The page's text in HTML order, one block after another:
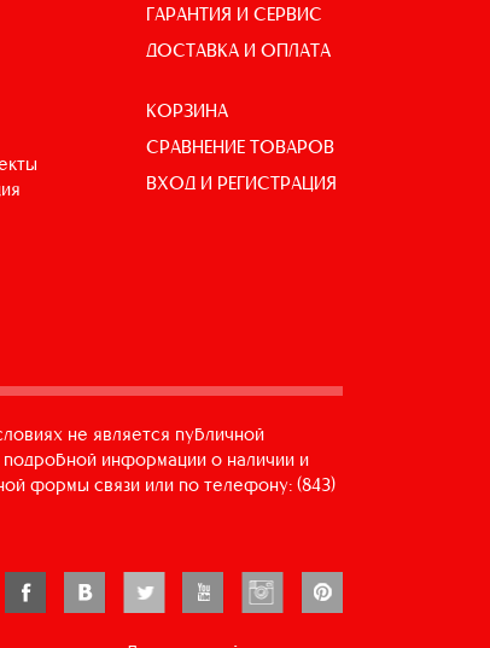
ГАРАНТИЯ И СЕРВИС
ДОСТАВКА И ОПЛАТА
КОРЗИНА
СРАВНЕНИЕ ТОВАРОВ
ВХОД И РЕГИСТРАЦИЯ
не является публичной
информации о наличии и
формы связи или по телефону: (843)